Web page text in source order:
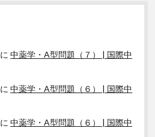
に中薬学・A型問題（７） | 国際中
に中薬学・A型問題（６） | 国際中
に中薬学・A型問題（６） | 国際中